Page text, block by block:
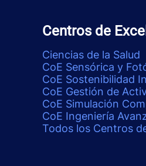
Centros de
Ciencias de la Salud
CoE Sensórica y
CoE Sostenibilidad
CoE Gestión de
CoE Simulación
CoE Ingeniería
Todos los Centros